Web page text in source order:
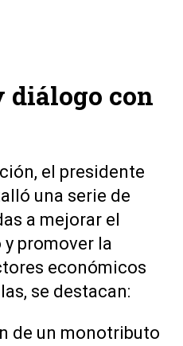
diálogo con
el presidente
una serie de
a mejorar el
promover la
económicos
se destacan:
de un monotributo